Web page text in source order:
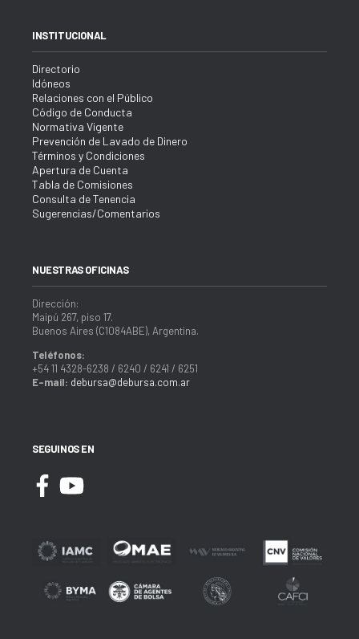
INSTITUCIONAL
Directorio
Idóneos
Relaciones con el Público
Código de Conducta
Normativa Vigente
Prevención de Lavado de Dinero
Términos y Condiciones
Apertura de Cuenta
Tabla de Comisiones
Consulta de Tenencia
Sugerencias/Comentarios
NUESTRAS OFICINAS
Dirección:
Maipú 267, piso 17.
Buenos Aires (C1084ABE), Argentina.
Teléfonos:
+54 11 4328-6238 / 6240 / 6241 / 6251
E-mail: debursa@debursa.com.ar
SEGUINOS EN